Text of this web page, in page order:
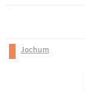
Jochum